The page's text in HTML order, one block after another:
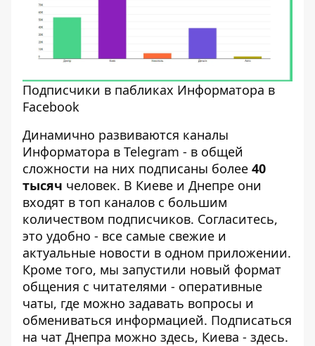
Подписчики в пабликах Информатора в
Facebook
Динамично развиваются каналы
Информатора в Telegram - в общей
сложности на них подписаны более 40
тысяч человек. В Киеве и Днепре они
входят в топ каналов с большим
количеством подписчиков. Согласитесь,
это удобно - все самые свежие и
актуальные новости в одном приложении.
Кроме того, мы запустили новый формат
общения с читателями - оперативные
чаты, где можно задавать вопросы и
обмениваться информацией. Подписаться
на чат Днепра можно здесь, Киева - здесь.